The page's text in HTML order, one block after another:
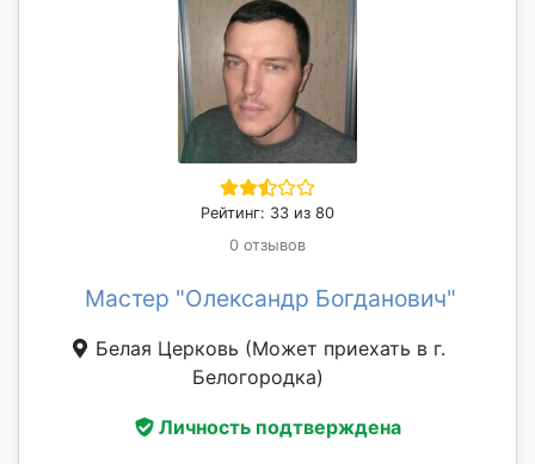
Рейтинг: 33 из 80
0 отзывов
Мастер "Олександр Богданович"
Белая Церковь (Может приехать в г.
Белогородка)
Личность подтверждена